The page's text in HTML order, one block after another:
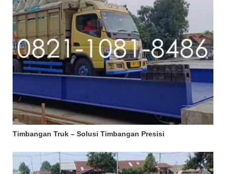
Timbangan Truk – Solusi Timbangan Presisi